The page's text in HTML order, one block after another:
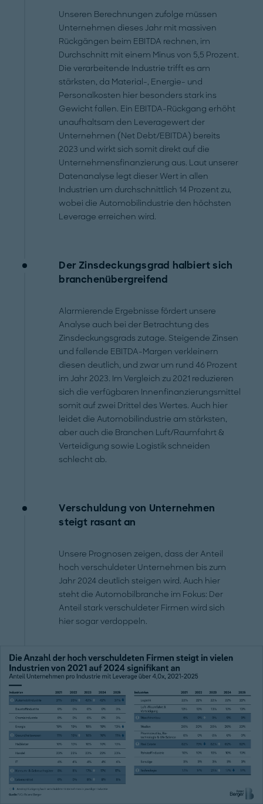
Unseren Berechnungen zufolge müssen
Unternehmen dieses Jahr mit massiven
Rückgängen beim EBITDA rechnen, im
Durchschnitt mit einem Minus von 5,5 Prozent.
Die verarbeitende Industrie trifft es am
stärksten, da Material-, Energie- und
Personalkosten hier besonders stark ins
Gewicht fallen. Ein EBITDA-Rückgang erhöht
unaufhaltsam den Leveragewert der
Unternehmen (Net Debt/EBITDA) bereits
2023 und wirkt sich somit direkt auf die
Unternehmensfinanzierung aus. Laut unserer
Datenanalyse legt dieser Wert in allen
Industrien um durchschnittlich 14 Prozent zu,
wobei die Automobilindustrie den höchsten
Leverage erreichen wird.
Der Zinsdeckungsgrad halbiert sich
branchenübergreifend
Alarmierende Ergebnisse fördert unsere
Analyse auch bei der Betrachtung des
Zinsdeckungsgrads zutage. Steigende Zinsen
und fallende EBITDA-Margen verkleinern
diesen deutlich, und zwar um rund 46 Prozent
im Jahr 2023. Im Vergleich zu 2021 reduzieren
sich die verfügbaren Innenfinanzierungsmittel
somit auf zwei Drittel des Wertes. Auch hier
leidet die Automobilindustrie am stärksten,
aber auch die Branchen Luft/Raumfahrt &
Verteidigung sowie Logistik schneiden
schlecht ab.
Verschuldung von Unternehmen
steigt rasant an
Unsere Prognosen zeigen, dass der Anteil
hoch verschuldeter Unternehmen bis zum
Jahr 2024 deutlich steigen wird. Auch hier
steht die Automobilbranche im Fokus: Der
Anteil stark verschuldeter Firmen wird sich
hier sogar verdoppeln.